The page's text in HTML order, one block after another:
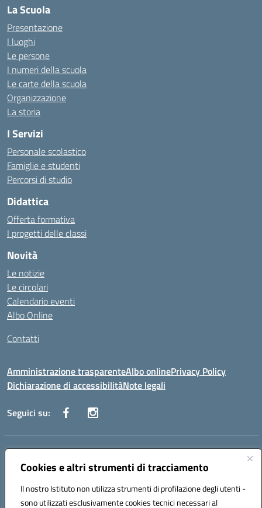
Cookies e altri strumenti di tracciamento
Il nostro Istituto non utilizza strumenti di profilazione degli utenti -
sono utilizzati esclusivamente cookies tecnici necessari al
La Scuola
Presentazione
I luoghi
Le persone
I numeri della scuola
Le carte della scuola
Organizzazione
La storia
I Servizi
Personale scolastico
Famiglie e studenti
Percorsi di studio
Didattica
Offerta formativa
I progetti delle classi
Novità
Le notizie
Le circolari
Calendario eventi
Albo Online
Contatti
Amministrazione trasparenteAlbo onlinePrivacy Policy
Dichiarazione di accessibilitàNote legali
Seguici su:
Indirizzo:
Centralino:0881636571 Email:fgps040004@istruzione.it
Codice fiscale: 80031370713